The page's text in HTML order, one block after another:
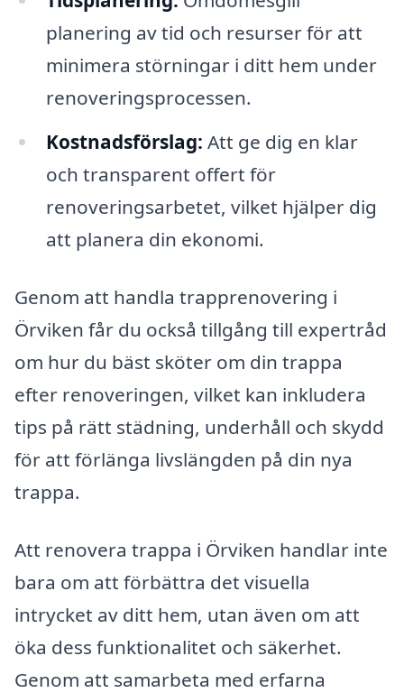
planering av tid och resurser för att
minimera störningar i ditt hem under
renoveringsprocessen.
Kostnadsförslag: Att ge dig en klar
och transparent offert för
renoveringsarbetet, vilket hjälper dig
att planera din ekonomi.
Genom att handla trapprenovering i
Örviken får du också tillgång till expertråd
om hur du bäst sköter om din trappa
efter renoveringen, vilket kan inkludera
tips på rätt städning, underhåll och skydd
för att förlänga livslängden på din nya
trappa.
Att renovera trappa i Örviken handlar inte
bara om att förbättra det visuella
intrycket av ditt hem, utan även om att
öka dess funktionalitet och säkerhet.
Genom att samarbeta med erfarna